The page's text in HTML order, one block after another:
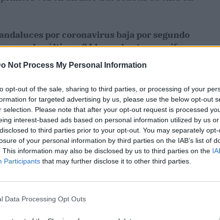
Not Process My Personal Information
opt-out of the sale, sharing to third parties, or processing of your
for targeted advertising by us, please use the below opt-out
selection. Please note that after your opt-out request is processed
interest-based ads based on personal information utilized by us
to third parties prior to your opt-out. You may separately
of your personal information by third parties on the IAB’s list of
This information may also be disclosed by us to third parties on the
Participants that may further disclose it to other third parties.
Data Processing Opt Outs
por coronavirus baja por segundo
en las últimas 24 horas hasta una cifra
con más hospitalizados con 425 y 97 de
UCI; Málaga con 283 y 37 en UCI; Cádiz con
con 180 y 31 en UCI; Almería con 135 y
CON 567 CASOS
durante la última semana se han
con 567 casos confirmados por PCR y test de
menos que la semana anterior. Además
en la comunidad siguen activos 168 brotes